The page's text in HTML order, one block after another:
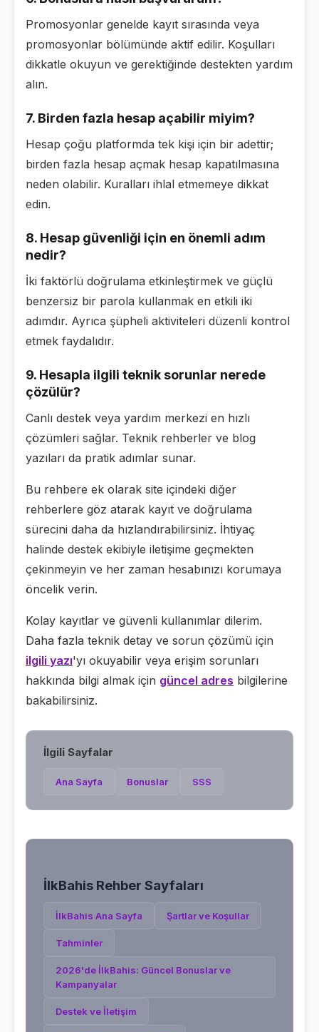
Promosyonlar genelde kayıt sırasında veya
promosyonlar bölümünde aktif edilir. Koşulları
dikkatle okuyun ve gerektiğinde destekten yardım
alın.
7. Birden fazla hesap açabilir miyim?
Hesap çoğu platformda tek kişi için bir adettir;
birden fazla hesap açmak hesap kapatılmasına
neden olabilir. Kuralları ihlal etmemeye dikkat
edin.
8. Hesap güvenliği için en önemli adım
nedir?
İki faktörlü doğrulama etkinleştirmek ve güçlü
benzersiz bir parola kullanmak en etkili iki
adımdır. Ayrıca şüpheli aktiviteleri düzenli kontrol
etmek faydalıdır.
9. Hesapla ilgili teknik sorunlar nerede
çözülür?
Canlı destek veya yardım merkezi en hızlı
çözümleri sağlar. Teknik rehberler ve blog
yazıları da pratik adımlar sunar.
Bu rehbere ek olarak site içindeki diğer
rehberlere göz atarak kayıt ve doğrulama
sürecini daha da hızlandırabilirsiniz. İhtiyaç
halinde destek ekibiyle iletişime geçmekten
çekinmeyin ve her zaman hesabınızı korumaya
öncelik verin.
Kolay kayıtlar ve güvenli kullanımlar dilerim.
Daha fazla teknik detay ve sorun çözümü için
ilgili yazı'yı okuyabilir veya erişim sorunları
hakkında bilgi almak için güncel adres bilgilerine
bakabilirsiniz.
İlgili Sayfalar
Ana Sayfa Bonuslar SSS
İlkBahis Rehber Sayfaları
İlkBahis Ana Sayfa Şartlar ve Koşullar
Tahminler
2026'de İlkBahis: Güncel Bonuslar ve
Kampanyalar
Destek ve İletişim